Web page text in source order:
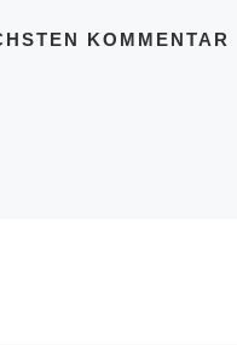
KOMMENTAR